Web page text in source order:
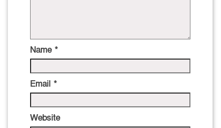
Name *
Email *
Website